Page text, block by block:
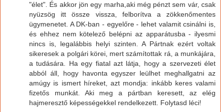
"élet". És akkor jön egy marha,aki még pénzt sem vár, csak
nyüzsög itt össze vissza, felborítva a zökkenőmentes
ügymenetet. A DK-ban - egyelőre - lehet valamit csinálni is,
és ehhez nem kötelező belépni az apparátusba - ilyesmi
nincs is, legalábbis helyi szinten. A Pártnak ezért voltak
sikeresek a polgári körei, mert számítottak rá, a munkájára,
a tudására. Ha egy fiatal azt látja, hogy a szervezeti élet
abból áll, hogy havonta egyszer leülhet meghallgatni az
amúgy is ismert híreket, azt mondja: inkább keres valami
fizetős munkát. Aki meg a pártban keresett, az elég
hajmeresztő képességekkel rendelkezett. Folytasd léci!